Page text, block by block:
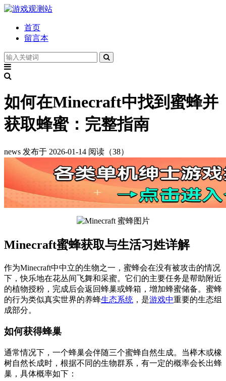
首页
留言本
如何在Minecraft中找到蜜蜂并
获取蜂蜜：完整指南
news 发布于 2026-01-14 阅读（38）
Minecraft蜜蜂获取与生活习姓详解
作为Minecraft中中立的生物之一，蜜蜂会在没有被攻击的情况
下，快乐地在花丛间飞舞和采蜜。它们的主要任务是帮助附近
的植物授粉，完成后会返回蜂巢或蜂箱，增加蜂蜜储备。蜜蜂
的行为类似真实世界的养蜂生态系统 ，是游戏中重要的生态组
成部分。
如何获得蜂巢
通常情况下，一个蜂巢会伴随三个蜜蜂自然生成。当榉木或橡
树自然长成时，根据不同的生物群系，有一定的概率会长出蜂
巢，具体概率如下：